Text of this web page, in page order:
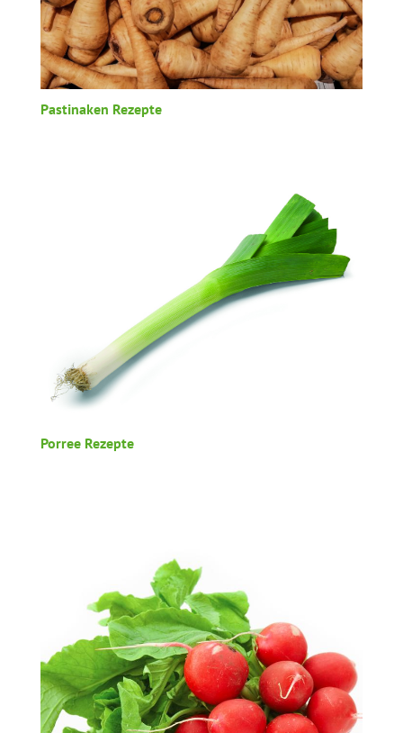
Pastinaken Rezepte
Porree Rezepte